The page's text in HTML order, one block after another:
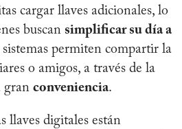
cargar llaves adicionales, lo
buscan simplificar su día a
permiten compartir la
o amigos, a través de la
gran conveniencia.
llaves digitales están